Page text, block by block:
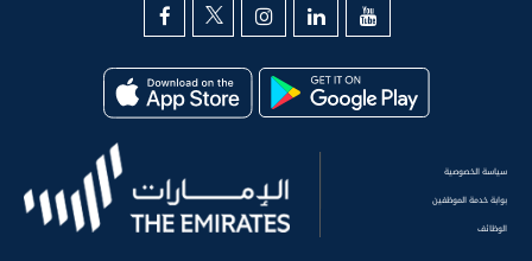
سياسة الخصوصية
بوابة خدمة الموظفين
الوظائف